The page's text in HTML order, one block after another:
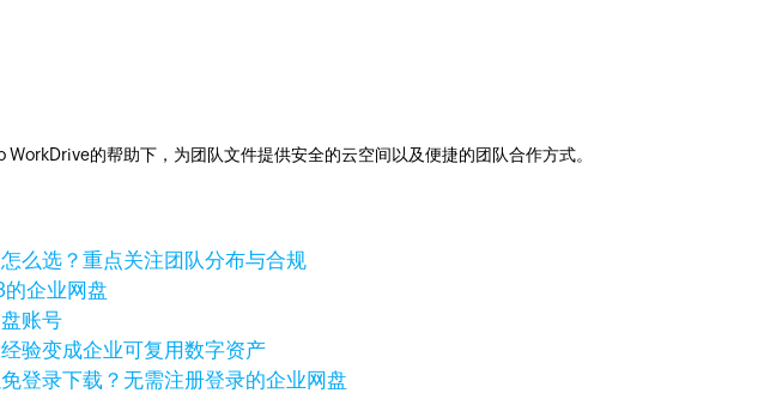
的帮助下，为团队文件提供安全的云空间以及便捷的团队合作方式。
么选？重点关注团队分布与合规
企业网盘
账号
验变成企业可复用数字资产
登录下载？无需注册登录的企业网盘